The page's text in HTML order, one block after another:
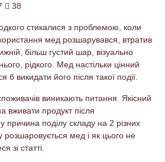
38
стикалися з проблемою, коли
мед розшарувався, втратив
більш густий шар, візуально
рідкого. Мед настільки цінний
б викидати його після такої події.
виникають питання. Якісний
продукт після
поділу складу на 2 різних
мед і як цього не
зі статті.